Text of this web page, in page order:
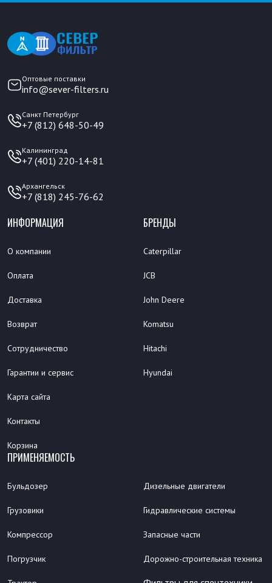
Оптовые поставки
info@sever-filters.ru
Санкт Петербург
+7 (812) 648-50-49
Калининград
+7 (401) 220-14-81
Архангельск
+7 (818) 245-76-62
ИНФОРМАЦИЯ
О компании
Оплата
Доставка
Возврат
Сотрудничество
Гарантии и сервис
Карта сайта
Контакты
Корзина
БРЕНДЫ
Caterpillar
JCB
John Deere
Komatsu
Hitachi
Hyundai
ПРИМЕНЯЕМОСТЬ
Бульдозер
Грузовики
Компрессор
Погрузчик
Дизельные двигатели
Гидравлические системы
Запасные части
Дорожно-строительная техника